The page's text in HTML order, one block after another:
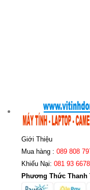
Giới Thiệu
Mua hàng : 089 808
Khiếu Nại: 081 93
Phương Thức Thanh